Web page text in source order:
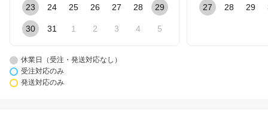
23 24 25 26 27 28 29
30 31 1 2 3 4 5
27 28 29
休業日（受注・発送対応なし）
受注対応のみ
発送対応のみ